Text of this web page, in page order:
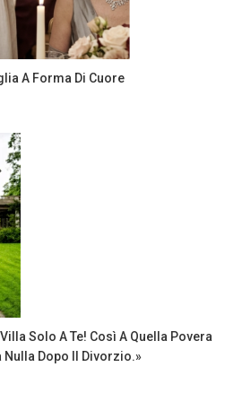
A Forma Di Cuore
Solo A Te! Così A Quella Povera
Nulla Dopo Il Divorzio.»